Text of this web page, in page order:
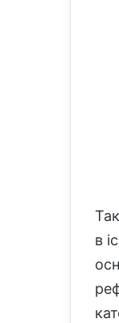
в